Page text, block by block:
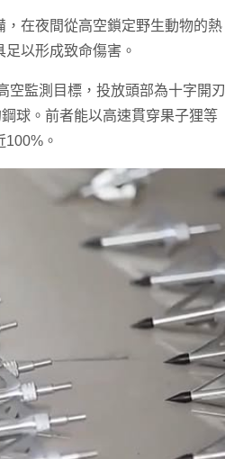
在夜間從高空鎖定野生動物的熱
以形成致命傷害。
空監測目標，投放頭部為十字開刃
球。前者能以高速貫穿果子狸等
。